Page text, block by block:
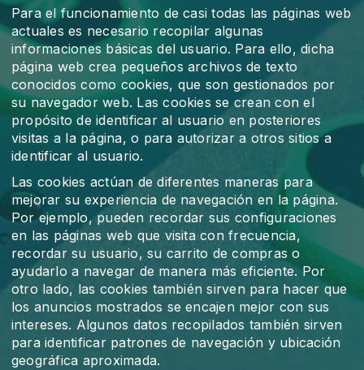
Para el funcionamiento de casi todas las páginas web
actuales es necesario recopilar algunas
informaciones básicas del usuario. Para ello, dicha
página web crea pequeños archivos de texto
conocidos como cookies, que son gestionados por
su navegador web. Las cookies se crean con el
propósito de identificar al usuario en posteriores
visitas a la página, o para autorizar a otros sitios a
identificar al usuario.
Las cookies actúan de diferentes maneras para
mejorar su experiencia de navegación en la página.
Por ejemplo, pueden recordar sus configuraciones
en las páginas web que visita con frecuencia,
recordar su usuario, su carrito de compras o
ayudarlo a navegar de manera más eficiente. Por
otro lado, las cookies también sirven para hacer que
los anuncios mostrados se encajen mejor con sus
intereses. Algunos datos recopilados también sirven
para identificar patrones de navegación y ubicación
geográfica aproximada.